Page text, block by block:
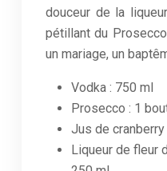
douceur de la
pétillant du
un mariage, un
Vodka : 750 ml
Prosecco : 1
Jus de cranberry
Liqueur de fleur